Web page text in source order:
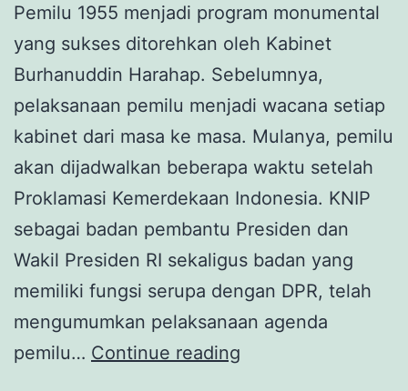
Pemilu 1955 menjadi program monumental
yang sukses ditorehkan oleh Kabinet
Burhanuddin Harahap. Sebelumnya,
pelaksanaan pemilu menjadi wacana setiap
kabinet dari masa ke masa. Mulanya, pemilu
akan dijadwalkan beberapa waktu setelah
Proklamasi Kemerdekaan Indonesia. KNIP
sebagai badan pembantu Presiden dan
Wakil Presiden RI sekaligus badan yang
memiliki fungsi serupa dengan DPR, telah
mengumumkan pelaksanaan agenda
pemilu… Continue reading